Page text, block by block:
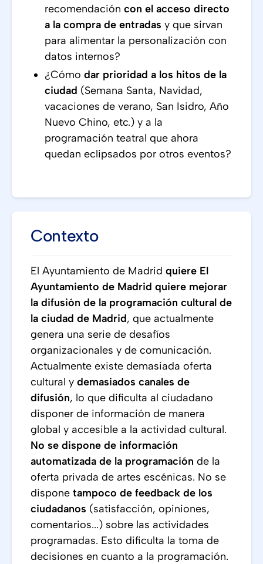
recomendación con el acceso directo
a la compra de entradas y que sirvan
para alimentar la personalización con
datos internos?
¿Cómo dar prioridad a los hitos de la
ciudad (Semana Santa, Navidad,
vacaciones de verano, San Isidro, Año
Nuevo Chino, etc.) y a la
programación teatral que ahora
quedan eclipsados por otros eventos?
Contexto
El Ayuntamiento de Madrid quiere El
Ayuntamiento de Madrid quiere mejorar
la difusión de la programación cultural de
la ciudad de Madrid, que actualmente
genera una serie de desafíos
organizacionales y de comunicación.
Actualmente existe demasiada oferta
cultural y demasiados canales de
difusión, lo que dificulta al ciudadano
disponer de información de manera
global y accesible a la actividad cultural.
No se dispone de información
automatizada de la programación de la
oferta privada de artes escénicas. No se
dispone tampoco de feedback de los
ciudadanos (satisfacción, opiniones,
comentarios...) sobre las actividades
programadas. Esto dificulta la toma de
decisiones en cuanto a la programación.